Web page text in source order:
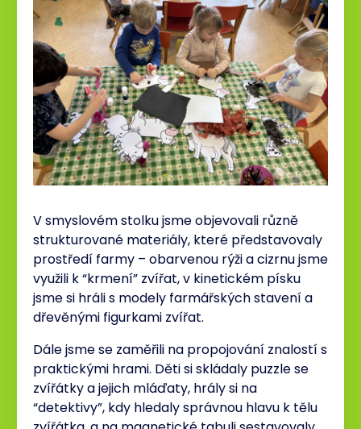
V smyslovém stolku jsme objevovali různě
strukturované materiály, které představovaly
prostředí farmy – obarvenou rýži a cizrnu jsme
využili k “krmení” zvířat, v kinetickém písku
jsme si hráli s modely farmářských stavení a
dřevěnými figurkami zvířat.
Dále jsme se zaměřili na propojování znalostí s
praktickými hrami. Děti si skládaly puzzle se
zvířátky a jejich mláďaty, hrály si na
“detektivy”, kdy hledaly správnou hlavu k tělu